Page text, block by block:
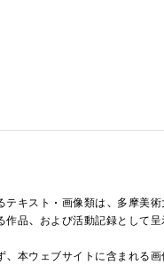
テキスト・画像類は、多摩美術
作品、および活動記録として
、本ウェブサイトに含まれる画